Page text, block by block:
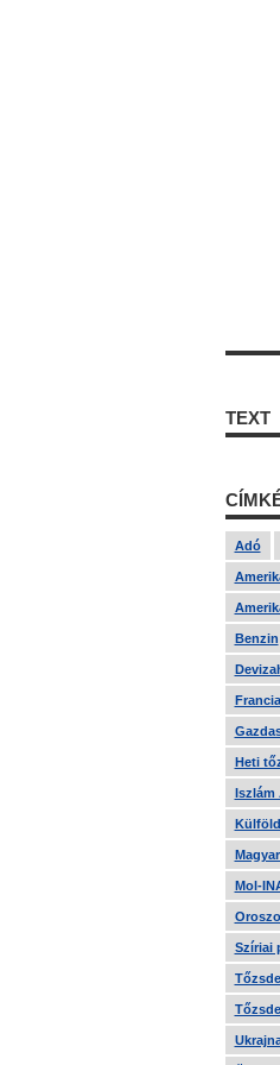
TEXT
Adó
Benzin
Heti
Iszlám
Mol-
Szíriai